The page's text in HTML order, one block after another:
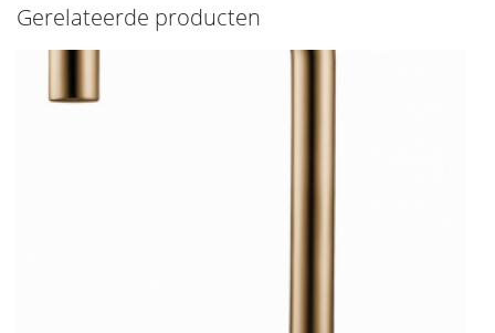
Gerelateerde producten